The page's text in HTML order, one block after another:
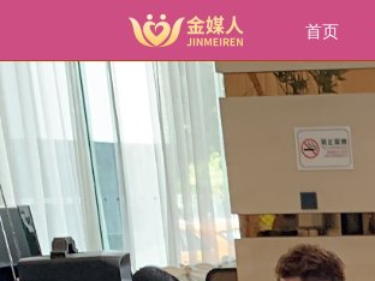
主
内
容
首页